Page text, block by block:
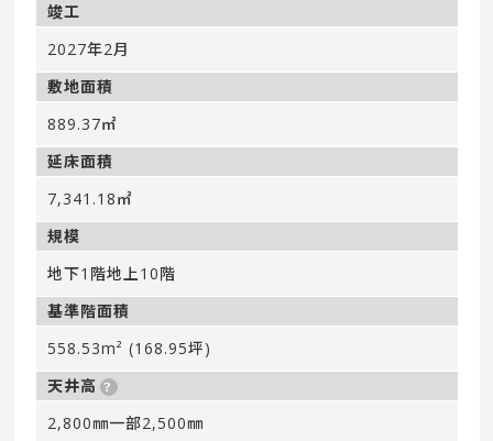
竣工
2027年2月
敷地面積
889.37㎡
延床面積
7,341.18㎡
規模
地下1階地上10階
基準階面積
558.53m² (168.95坪)
天井高
2,800㎜一部2,500㎜